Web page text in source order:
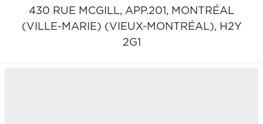
430 RUE MCGILL, APP.201, MONTRÉAL
(VILLE-MARIE) (VIEUX-MONTRÉAL), H2Y
2G1